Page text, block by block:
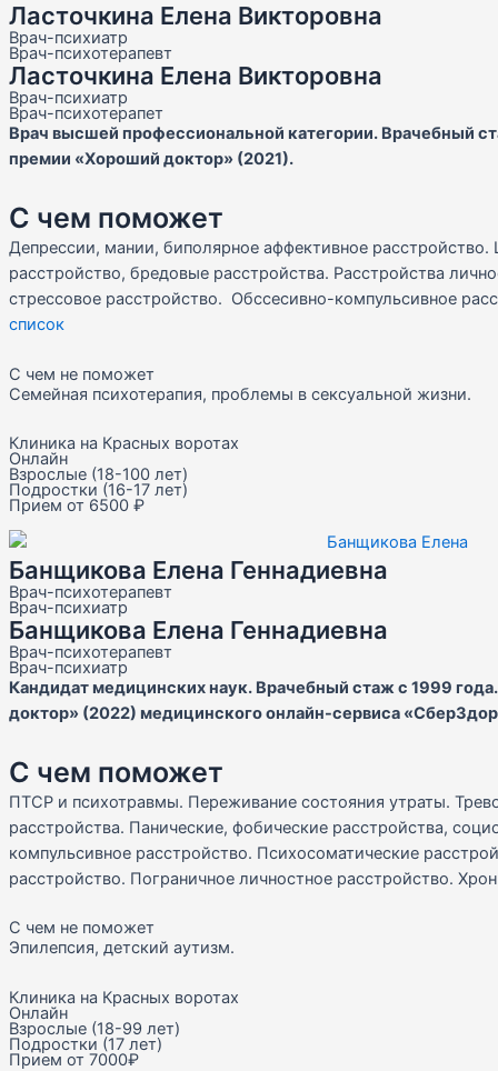
Ласточкина Елена Викторовна
Врач-психиатр
Врач-психотерапевт
Ласточкина Елена Викторовна
Врач-психиатр
Врач-психотерапет
Врач высшей профессиональной категории. Врачебный
премии «Хороший доктор» (2021).
С чем поможет
Депрессии, мании, биполярное аффективное
расстройство, бредовые расстройства. Расстройства
стрессовое расстройство. Обссесивно-компульсивное
список
С чем не поможет
Семейная психотерапия, проблемы в сексуальной жизни.
Клиника на Красных воротах
Онлайн
Взрослые (18-100 лет)
Подростки (16-17 лет)
Прием от 6500 ₽
Банщикова Елена Геннадиевна
Врач-психотерапевт
Врач-психиатр
Банщикова Елена Геннадиевна
Врач-психотерапевт
Врач-психиатр
Кандидат медицинских наук. Врачебный стаж с 1999
доктор» (2022) медицинского онлайн-сервиса
С чем поможет
ПТСР и психотравмы. Переживание состояния утраты.
расстройства. Панические, фобические расстройства,
компульсивное расстройство. Психосоматические
расстройство. Пограничное личностное расстройство.
С чем не поможет
Эпилепсия, детский аутизм.
Клиника на Красных воротах
Онлайн
Взрослые (18-99 лет)
Подростки (17 лет)
Прием от 7000₽